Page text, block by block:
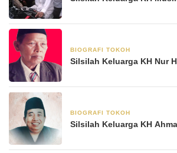
BIOGRAFI TOKOH
Silsilah Keluarga KH Nur
BIOGRAFI TOKOH
Silsilah Keluarga KH